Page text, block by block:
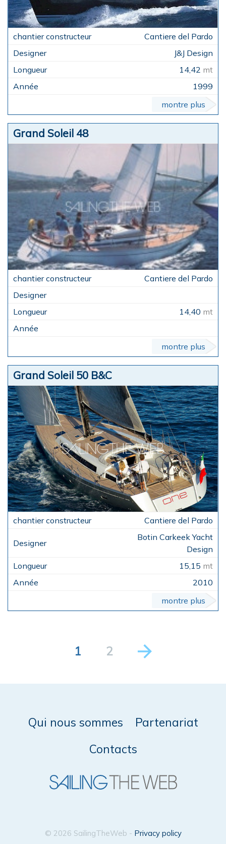
Cantiere del Pardo
J&J Design
14,42 mt
1999
montre plus
Grand Soleil 48
Cantiere del Pardo
14,40 mt
montre plus
Grand Soleil 50 B&C
Cantiere del Pardo
Botin Carkeek Yacht
Design
15,15 mt
2010
montre plus
1 2
Qui nous sommes
Partenariat
Contacts
© 2026 SailingTheWeb - Privacy policy